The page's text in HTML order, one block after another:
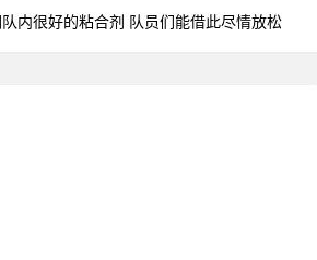
内很好的粘合剂 队员们能借此尽情放松